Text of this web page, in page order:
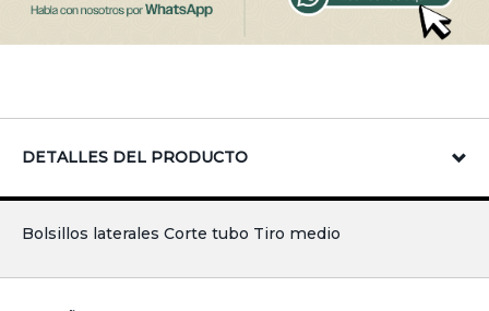
DETALLES DEL PRODUCTO
Bolsillos laterales Corte tubo Tiro medio